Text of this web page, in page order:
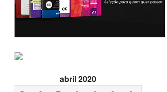
abril 2020